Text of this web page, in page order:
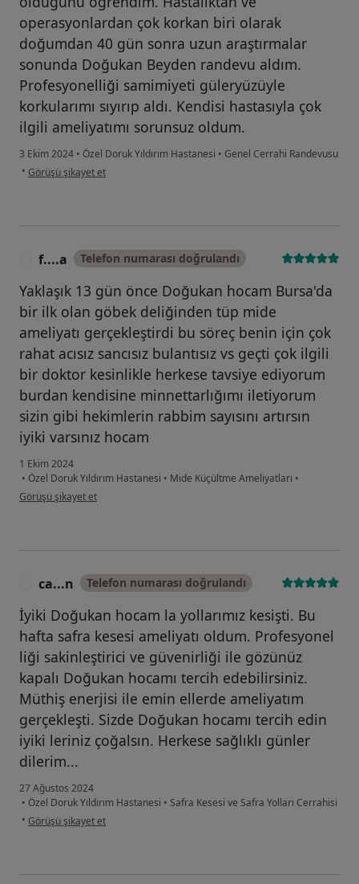
operasyonlardan çok korkan biri olarak
doğumdan 40 gün sonra uzun araştırmalar
sonunda Doğukan Beyden randevu aldım.
Profesyonelliği samimiyeti güleryüzüyle
korkularımı sıyırıp aldı. Kendisi hastasıyla çok
ilgili ameliyatımı sorunsuz oldum.
3 Ekim 2024 • Özel Doruk Yıldırım Hastanesi • Genel Cerrahi Randevusu
• kullanıcının görüşüne göre m....ş
Görüşü şikayet et
f....a Telefon numarası doğrulandı
Yaklaşık 13 gün önce Doğukan hocam Bursa'da
bir ilk olan göbek deliğinden tüp mide
ameliyatı gerçekleştirdi bu söreç benin için çok
rahat acısız sancısız bulantısız vs geçti çok ilgili
bir doktor kesinlikle herkese tavsiye ediyorum
burdan kendisine minnettarlığımı iletiyorum
sizin gibi hekimlerin rabbim sayısını artırsın
iyiki varsınız hocam
1 Ekim 2024
• Özel Doruk Yıldırım Hastanesi • Mide Küçültme Ameliyatları •
kullanıcının görüşüne göre f....a
Görüşü şikayet et
ca...n Telefon numarası doğrulandı
İyiki Doğukan hocam la yollarımız kesişti. Bu
hafta safra kesesi ameliyatı oldum. Profesyonel
liği sakinleştirici ve güvenirliği ile gözünüz
kapalı Doğukan hocamı tercih edebilirsiniz.
Müthiş enerjisi ile emin ellerde ameliyatım
gerçekleşti. Sizde Doğukan hocamı tercih edin
iyiki leriniz çoğalsın. Herkese sağlıklı günler
dilerim...
27 Ağustos 2024
• Özel Doruk Yıldırım Hastanesi • Safra Kesesi ve Safra Yolları Cerrahisi
• kullanıcının görüşüne göre ca...n
Görüşü şikayet et